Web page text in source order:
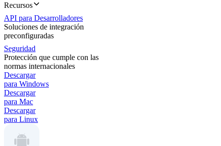
Recursos
API para Desarrolladores
Soluciones de integración
preconfiguradas
Seguridad
Protección que cumple con las
normas internacionales
Descargar
para Windows
Descargar
para Mac
Descargar
para Linux